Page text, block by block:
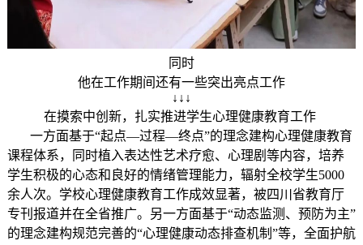
同时
他在工作期间还有一些突出亮点工作
↓↓↓
在摸索中创新，扎实推进学生心理健康教育工作
一方面基于“起点—过程—终点”的理念建构心理健康教育
课程体系，同时植入表达性艺术疗愈、心理剧等内容，培养
学生积极的心态和良好的情绪管理能力，辐射全校学生5000
余人次。学校心理健康教育工作成效显著，被四川省教育厅
专刊报道并在全省推广。另一方面基于“动态监测、预防为主”
的理念建构规范完善的“心理健康动态排查机制”等，全面护航